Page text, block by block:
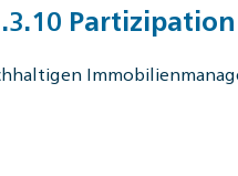
Partizipation